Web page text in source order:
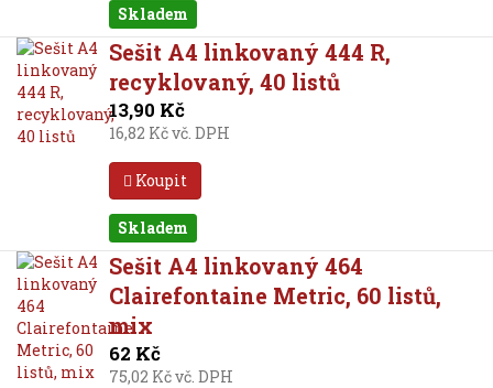
Skladem
Sešit A4 linkovaný 444 R,
recyklovaný, 40 listů
13,90 Kč
16,82 Kč vč. DPH
Koupit
Skladem
Sešit A4 linkovaný 464
Clairefontaine Metric, 60 listů,
mix
62 Kč
75,02 Kč vč. DPH